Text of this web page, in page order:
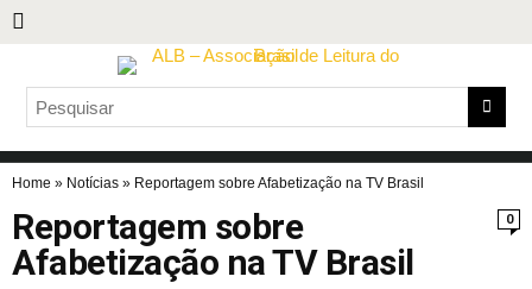
Home » Notícias » Reportagem sobre Afabetização na TV Brasil
0
Reportagem sobre
Afabetização na TV Brasil